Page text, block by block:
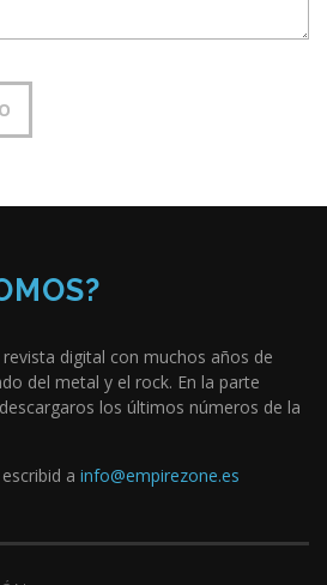
digital con muchos años de
del metal y el rock. En la parte
los últimos números de la
a info@empirezone.es